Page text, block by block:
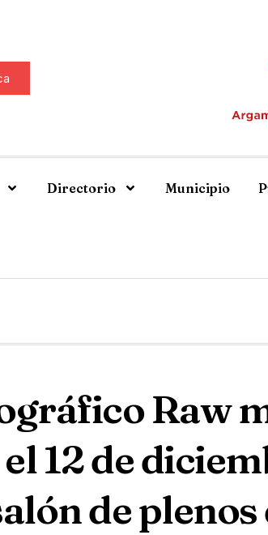
Directorio Municipio
Raw
12 de
de plenos